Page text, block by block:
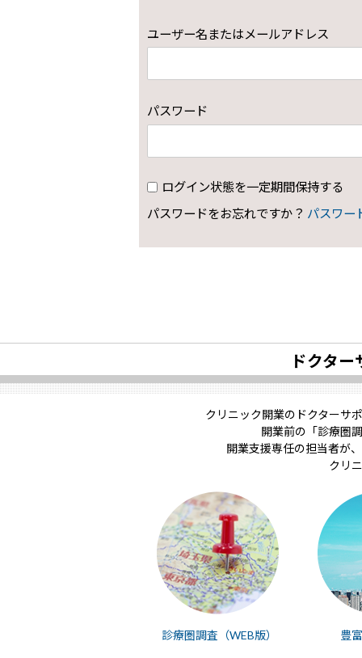
ユーザー名またはメールアドレス
パスワード
ログイン状態を一定期間保持する
パスワードをお忘れですか？ パスワー
ドクタ
クリニック開業のドクターサ
開業前の「診療圏
開業支援専任の担当者が
クリ
診療圏調査（WEB版） 豊